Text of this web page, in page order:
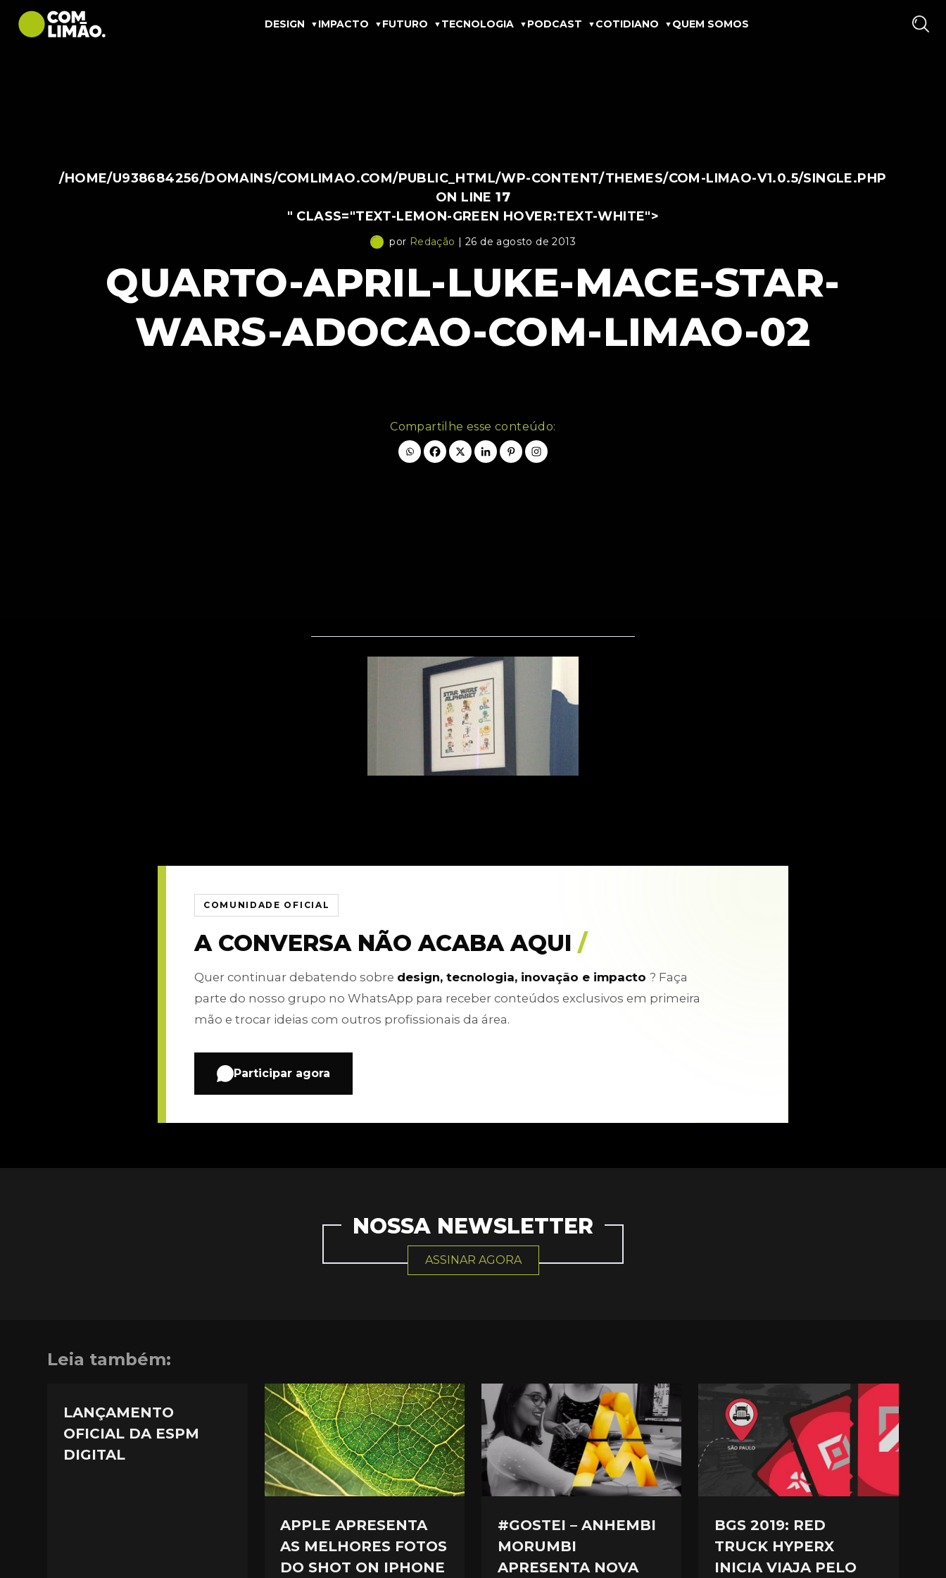
DESIGN IMPACTO FUTURO TECNOLOGIA PODCAST COTIDIANO QUEM SOMOS
/HOME/U938684256/DOMAINS/COMLIMAO.COM/PUBLIC_HTML/WP-CONTENT/THEMES/COM-LIMAO-V1.0.5/SINGLE.PHP
ON LINE17
" CLASS="TEXT-LEMON-GREEN HOVER:TEXT-WHITE">
por Redação | 26 de agosto de 2013
QUARTO-APRIL-LUKE-MACE-STAR-
WARS-ADOCAO-COM-LIMAO-02
Compartilhe esse conteúdo:
COMUNIDADE OFICIAL
A CONVERSA NÃO ACABA AQUI /
Quer continuar debatendo sobre design, tecnologia, inovação e impacto ? Faça
parte do nosso grupo no WhatsApp para receber conteúdos exclusivos em primeira
mão e trocar ideias com outros profissionais da área.
Participar agora
NOSSA NEWSLETTER
ASSINAR AGORA
Leia também:
LANÇAMENTO
OFICIAL DA ESPM
DIGITAL
APPLE APRESENTA
AS MELHORES FOTOS
DO SHOT ON IPHONE
#GOSTEI – ANHEMBI
MORUMBI
APRESENTA NOVA
BGS 2019: RED
TRUCK HYPERX
INICIA VIAJA PELO